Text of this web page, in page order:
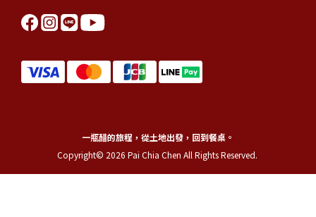
一瓶醋的旅程，從土地出發，回到餐桌。
Copyright© 2026 Pai Chia Chen All Rights Reserved.